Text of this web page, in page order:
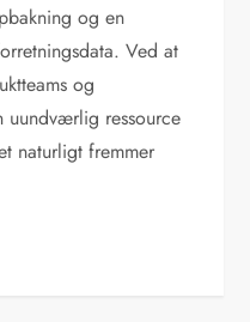
og en
Ved at
og
uundværlig ressource
naturligt fremmer